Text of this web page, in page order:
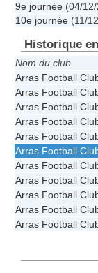
9e journée (04/
10e journée (11/
Historique
Nom du club
Arras Football
Arras Football
Arras Football
Arras Football
Arras Football
Arras Football
Arras Football
Arras Football
Arras Football
Arras Football
Arras Football